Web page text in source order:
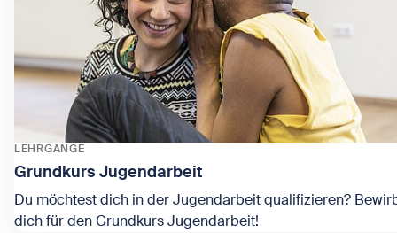
Grundkurs Jugendarbeit
LEHRGÄNGE
Du möchtest dich in der Jugendarbeit qualifizieren?
dich für den Grundkurs Jugendarbeit!